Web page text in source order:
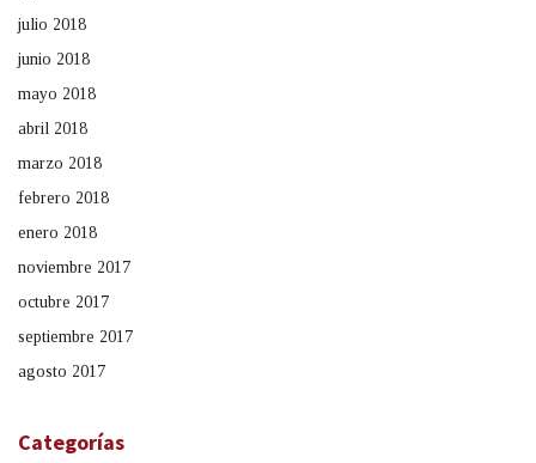
julio 2018
junio 2018
mayo 2018
abril 2018
marzo 2018
febrero 2018
enero 2018
noviembre 2017
octubre 2017
septiembre 2017
agosto 2017
Categorías